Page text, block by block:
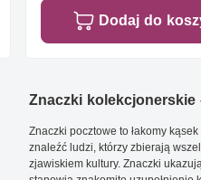
Dodaj do
Znaczki
Znaczki pocztowe to łakomy
znaleźć ludzi, którzy zbierają
zjawiskiem kultury. Znaczki